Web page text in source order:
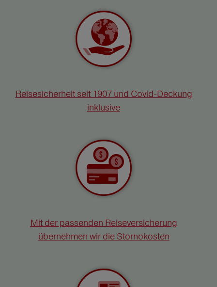
Reisesicherheit seit 1907 und Covid-Deckung
inklusive
Mit der passenden Reiseversicherung
übernehmen wir die Stornokosten